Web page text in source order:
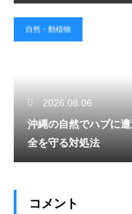
自然・動植物
2026.08.06
沖縄の自然でハブに
全を守る対処法
コメント